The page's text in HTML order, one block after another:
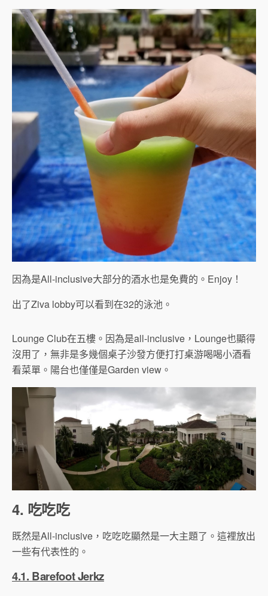
因為是All-inclusive大部分的酒水也是免費的。Enjoy！
出了Ziva lobby可以看到在32的泳池。
Lounge Club在五樓。因為是all-inclusive，Lounge也顯得
沒用了，無非是多幾個桌子沙發方便打打桌游喝喝小酒看
看菜單。陽台也僅僅是Garden view。
4. 吃吃吃
既然是All-inclusive，吃吃吃顯然是一大主題了。這裡放出
一些有代表性的。
4.1. Barefoot Jerkz